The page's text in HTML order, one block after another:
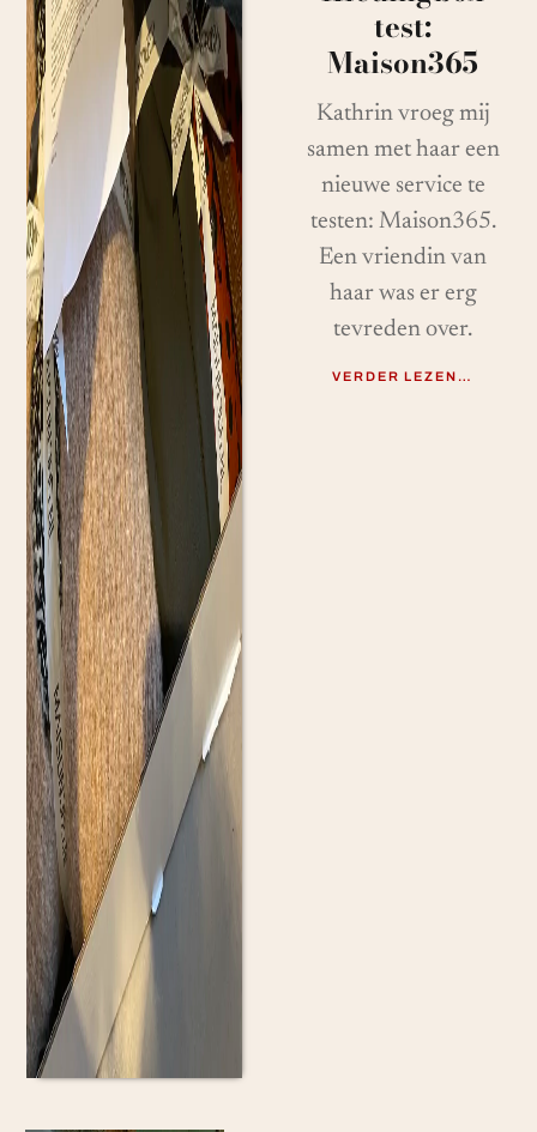
test:
Maison365
Kathrin vroeg mij
samen met haar een
nieuwe service te
testen: Maison365.
Een vriendin van
haar was er erg
tevreden over.
VERDER LEZEN…